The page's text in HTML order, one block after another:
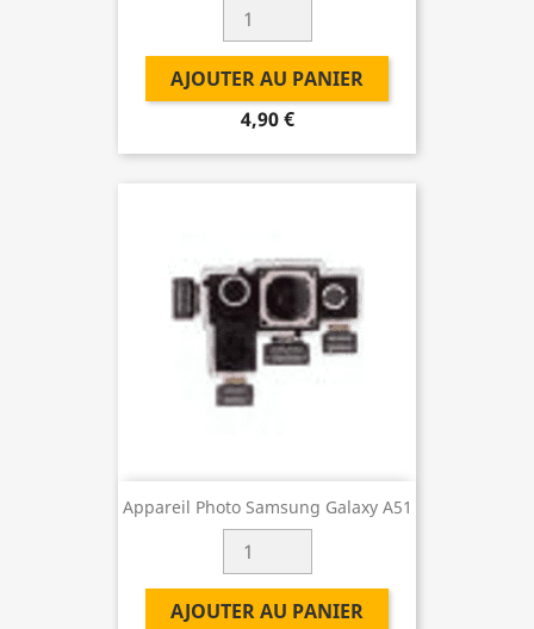
AJOUTER AU PANIER
4,90 €
Appareil Photo Samsung Galaxy A51
AJOUTER AU PANIER